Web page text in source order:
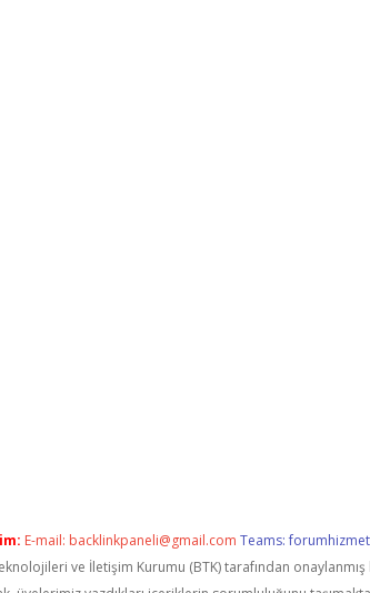
E-mail: backlinkpaneli@gmail.com Teams:
ve İletişim Kurumu (BTK) tarafından